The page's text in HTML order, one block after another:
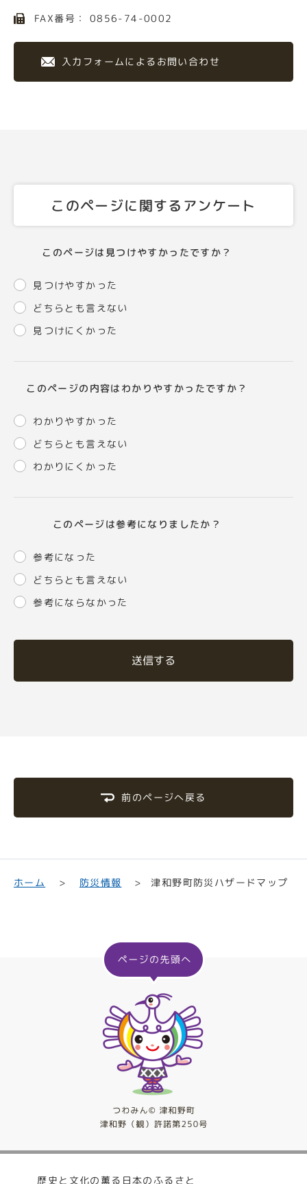
FAX番号： 0856-74-0002
入力フォームによるお問い合わせ
このページに関するアンケート
このページは見つけやすかったですか？
見つけやすかった
どちらとも言えない
見つけにくかった
このページの内容はわかりやすかったですか？
わかりやすかった
どちらとも言えない
わかりにくかった
このページは参考になりましたか？
参考になった
どちらとも言えない
参考にならなかった
送信する
前のページへ戻る
ホーム 防災情報 津和野町防災ハザードマップ
歴史と文化の薫る日本のふるさと